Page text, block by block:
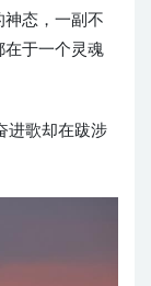
神态，一副不
在于一个灵魂
进歌却在跋涉